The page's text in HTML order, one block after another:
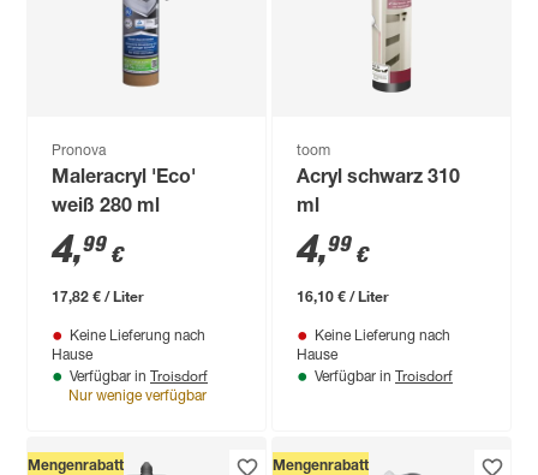
Pronova
Maleracryl 'Eco'
weiß 280 ml
4,99 €
17,82 € / Liter
Keine Lieferung nach
Hause
Verfügbar in Troisdorf
Nur wenige verfügbar
toom
Acryl schwarz 310
ml
4,99 €
16,10 € / Liter
Keine Lieferung nach
Hause
Verfügbar in Troisdorf
Mengenrabatt Mengenrabatt